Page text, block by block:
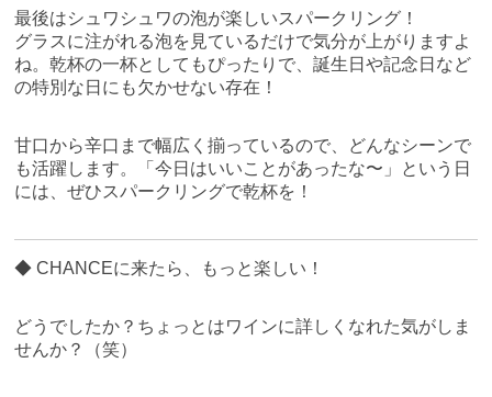
最後はシュワシュワの泡が楽しいスパークリング！
グラスに注がれる泡を見ているだけで気分が上がりますよ
ね。乾杯の一杯としてもぴったりで、誕生日や記念日など
の特別な日にも欠かせない存在！
甘口から辛口まで幅広く揃っているので、どんなシーンで
も活躍します。「今日はいいことがあったな〜」という日
には、ぜひスパークリングで乾杯を！
◆ CHANCEに来たら、もっと楽しい！
どうでしたか？ちょっとはワインに詳しくなれた気がしま
せんか？（笑）